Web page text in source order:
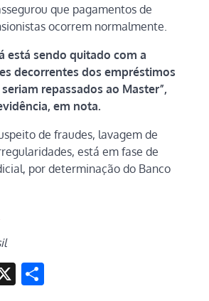
que pagamentos de
ocorrem normalmente.
está sendo quitado com a
decorrentes dos empréstimos
repassados ao Master”,
em nota.
de fraudes, lavagem de
está em fase de
por determinação do Banco
X